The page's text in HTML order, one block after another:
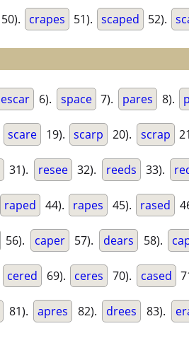
50). crapes 51). scaped 52).
escar 6). space 7). pares 8).
scare 19). scarp 20). scrap
31). resee 32). reeds 33).
raped 44). rapes 45). rased
56). caper 57). dears 58).
cered 69). ceres 70). cased
81). apres 82). drees 83).